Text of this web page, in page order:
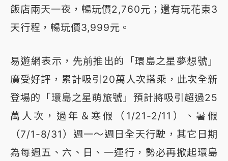
飯店兩天一夜，暢玩價2,760元；還有玩花東3
天行程，暢玩價3,999元。
易遊網表示，先前推出的「環島之星夢想號」
廣受好評，累計吸引20萬人次搭乘，此次全新
登場的「環島之星萌旅號」預計將吸引超過25
萬人次，過年＆寒假（1/21-2/11）、暑假
（7/1-8/31）週一～週日全天行駛，其它日期
為每週五、六、日、一運行，勢必再掀起環島